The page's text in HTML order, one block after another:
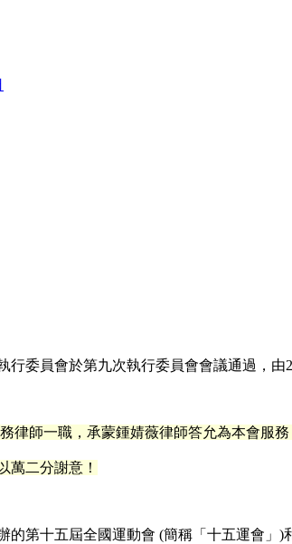
委員會於第九次執行委員會會議通過，由
律師一職，承蒙鍾婧薇律師答允為本會服
萬二分謝意！
的第十五屆全國運動會 (簡稱「十五運會